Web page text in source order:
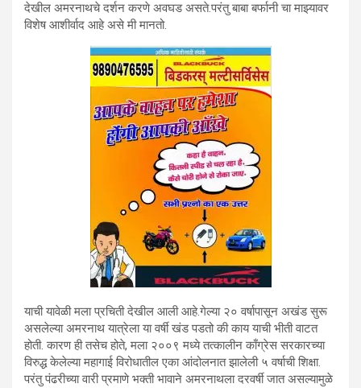
देखील अमरनाथचे दर्शन करणे अवघड असते.परंतु बाबा बर्फानी चा माझ्यावर
विशेष आशीर्वाद आहे असे मी मानतो.
याची यावेळी मला प्रचिती देखील आली आहे.गेल्या २० वर्षापासून अखंड सुरू
असलेल्या अमरनाथ यात्रेला या वर्षी खंड पडतो की काय याची भीती वाटत
होती. कारण ही तसेच होते, मला २००९ मध्ये तत्कालीन काँग्रेस सरकारच्या
विरुद्ध केलेल्या महागाई विरोधातील एका आंदोलनात झालेली ५ वर्षाची शिक्षा.
परंतु पंढरीच्या वारी प्रमाणे भक्ती भावाने अमरनाथला दरवर्षी जात असल्यामुळे